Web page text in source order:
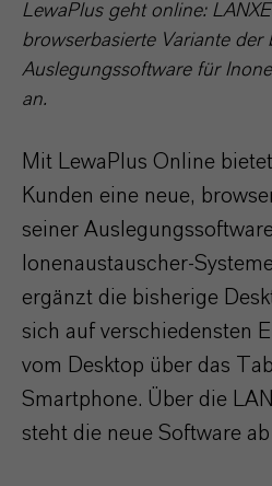
LewaPlus geht online:
browserbasierte Variante der
Auslegungssoftware für
an.
Mit LewaPlus Online
Kunden eine neue,
seiner
Ionenaustauscher-
ergänzt die bisherige
sich auf verschiedensten
vom Desktop über das
Smartphone. Über die
steht die neue Software